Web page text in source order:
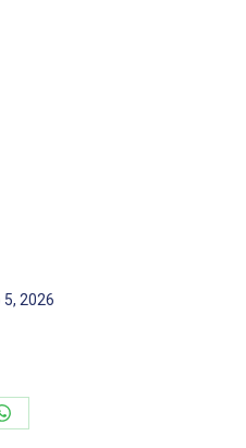
2026
Share